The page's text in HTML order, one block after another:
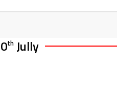
th Jully